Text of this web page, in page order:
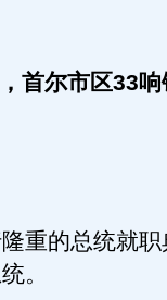
尔市区33响
的总统就职
。